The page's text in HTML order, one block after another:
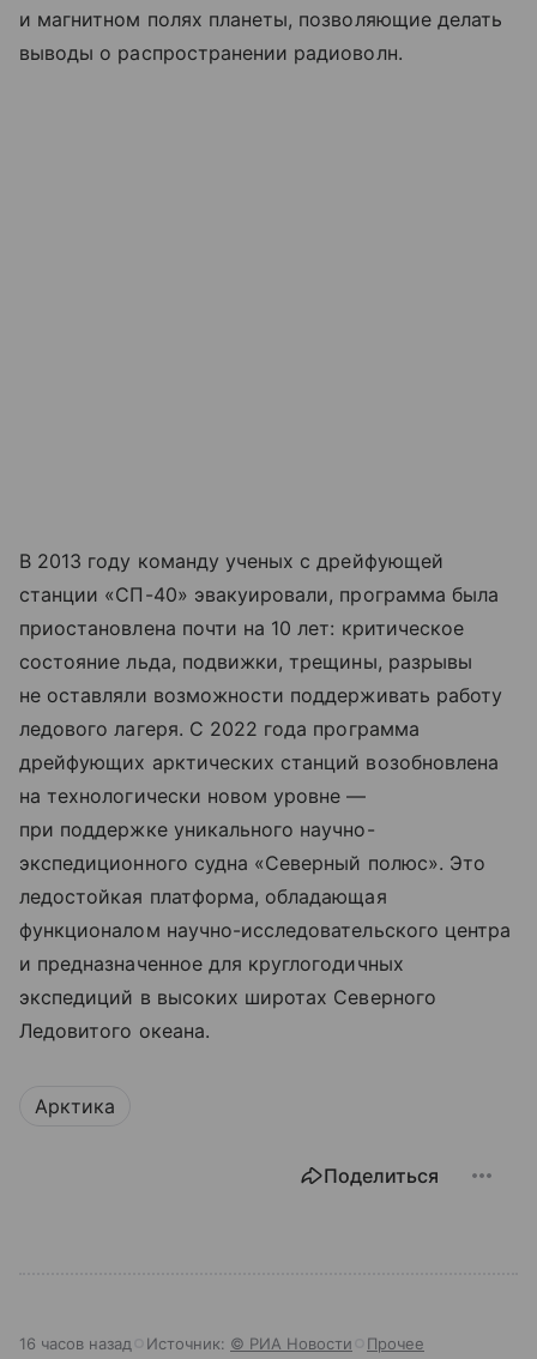
и магнитном полях планеты, позволяющие делать
выводы о распространении радиоволн.
В 2013 году команду ученых с дрейфующей
станции «СП-40» эвакуировали, программа была
приостановлена почти на 10 лет: критическое
состояние льда, подвижки, трещины, разрывы
не оставляли возможности поддерживать работу
ледового лагеря. С 2022 года программа
дрейфующих арктических станций возобновлена
на технологически новом уровне —
при поддержке уникального научно-
экспедиционного судна «Северный полюс». Это
ледостойкая платформа, обладающая
функционалом научно-исследовательского центра
и предназначенное для круглогодичных
экспедиций в высоких широтах Северного
Ледовитого океана.
Арктика
Поделиться
16 часов назад Источник: © РИА Новости Прочее